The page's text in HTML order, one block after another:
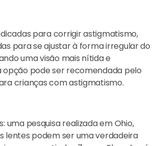
para corrigir astigmatismo,
para se ajustar à forma irregular do
uma visão mais nítida e
opção pode ser recomendada pelo
crianças com astigmatismo.
uma pesquisa realizada em Ohio,
lentes podem ser uma verdadeira